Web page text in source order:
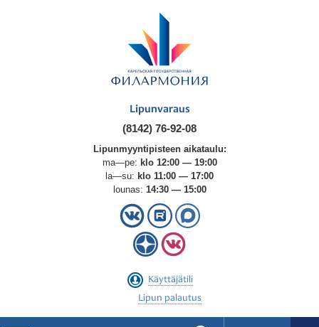
Lipunvaraus
(8142) 76-92-08
Lipunmyyntipisteen aikataulu:
ma—pe: klo 12:00 — 19:00
la—su: klo 11:00 — 17:00
lounas: 14:30 — 15:00
Käyttäjätili
Lipun palautus